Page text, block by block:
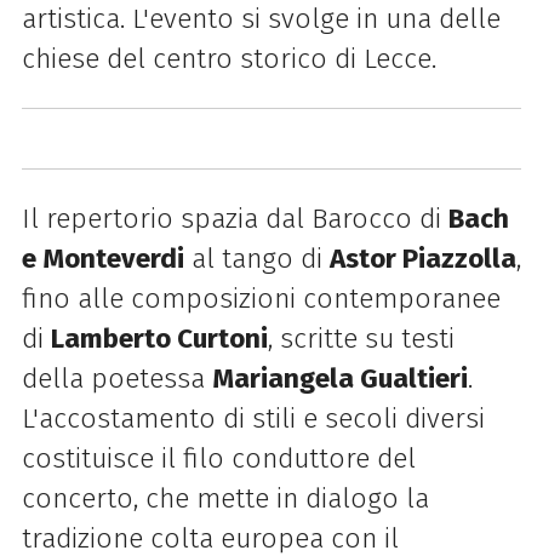
artistica. L'evento si svolge in una delle
chiese del centro storico di Lecce.
Il repertorio spazia dal Barocco di Bach
e Monteverdi al tango diAstor Piazzolla,
fino alle composizioni contemporanee
di Lamberto Curtoni, scritte su testi
della poetessa Mariangela Gualtieri.
L'accostamento di stili e secoli diversi
costituisce il filo conduttore del
concerto, che mette in dialogo la
tradizione colta europea con il